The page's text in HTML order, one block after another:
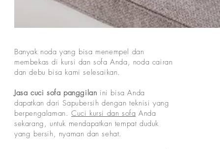
Banyak noda yang bisa menempel dan
membekas di kursi dan sofa Anda, noda cairan
dan debu bisa kami selesaikan.
Jasa cuci sofa panggilan ini bisa Anda
dapatkan dari Sapubersih dengan teknisi yang
berpengalaman. Cuci kursi dan sofa Anda
sekarang, untuk mendapatkan tempat duduk
yang bersih, nyaman dan sehat.